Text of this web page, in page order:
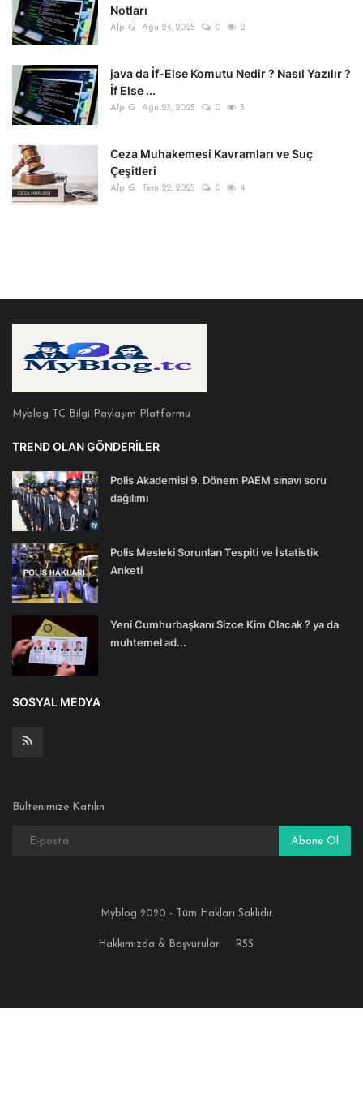
Notları
Alp G Ağu 24, 2025 0 2
java da İf-Else Komutu Nedir ? Nasıl Yazılır ?
İf Else ...
Alp G Ağu 23, 2025 0 3
Ceza Muhakemesi Kavramları ve Suç
Çeşitleri
Alp G Tem 22, 2025 0 4
Myblog TC Bilgi Paylaşım Platformu
TREND OLAN GÖNDERILER
Polis Akademisi 9. Dönem PAEM sınavı soru
dağılımı
Polis Mesleki Sorunları Tespiti ve İstatistik
Anketi
Yeni Cumhurbaşkanı Sizce Kim Olacak ? ya da
muhtemel ad...
SOSYAL MEDYA
Bültenimize Katılın
Abone Ol
Myblog 2020 - Tüm Hakları Saklıdır.
Hakkımızda & Başvurular RSS